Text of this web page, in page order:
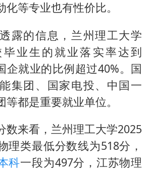
等专业也有性价比。
露的信息，兰州理工大学
毕业生的就业落实率达到
企就业的比例超过40%。国
集团、国家电投、中国一
都是重要就业单位。
数来看，兰州理工大学2025
理类最低分数线为518分，
科一段为497分，江苏物理